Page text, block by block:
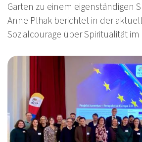
Garten zu einem eigenständigen
Anne Plhak berichtet in der
Sozialcourage über Spiritualität im